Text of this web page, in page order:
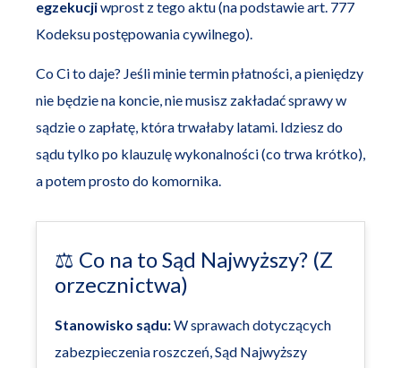
egzekucjiwprost z tego aktu (na podstawie art. 777
Kodeksu postępowania cywilnego).
Co Ci to daje? Jeśli minie termin płatności, a pieniędzy
nie będzie na koncie, nie musisz zakładać sprawy w
sądzie o zapłatę, która trwałaby latami. Idziesz do
sądu tylko po klauzulę wykonalności (co trwa krótko),
a potem prosto do komornika.
⚖️ Co na to Sąd Najwyższy? (Z
orzecznictwa)
Stanowisko sądu:W sprawach dotyczących
zabezpieczenia roszczeń, Sąd Najwyższy